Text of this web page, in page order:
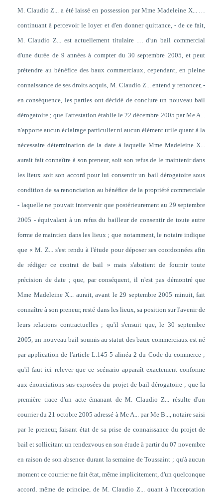
M. Claudio Z... a été laissé en possession par Mme Madeleine X... …
continuant à percevoir le loyer et d'en donner quittance, - de ce fait,
M. Claudio Z... est actuellement titulaire … d'un bail commercial
d'une durée de 9 années à compter du 30 septembre 2005, et peut
prétendre au bénéfice des baux commerciaux, cependant, en pleine
connaissance de ses droits acquis, M. Claudio Z... entend y renoncer, -
en conséquence, les parties ont décidé de conclure un nouveau bail
dérogatoire ; que l'attestation établie le 22 décembre 2005 par Me A...
n'apporte aucun éclairage particulier ni aucun élément utile quant à la
nécessaire détermination de la date à laquelle Mme Madeleine X...
aurait fait connaître à son preneur, soit son refus de le maintenir dans
les lieux soit son accord pour lui consentir un bail dérogatoire sous
condition de sa renonciation au bénéfice de la propriété commerciale
- laquelle ne pouvait intervenir que postérieurement au 29 septembre
2005 - équivalant à un refus du bailleur de consentir de toute autre
forme de maintien dans les lieux ; que notamment, le notaire indique
que « M. Z... s'est rendu à l'étude pour déposer ses coordonnées afin
de rédiger ce contrat de bail » mais s'abstient de fournir toute
précision de date ; que, par conséquent, il n'est pas démontré que
Mme Madeleine X... aurait, avant le 29 septembre 2005 minuit, fait
connaître à son preneur, resté dans les lieux, sa position sur l'avenir de
leurs relations contractuelles ; qu'il s'ensuit que, le 30 septembre
2005, un nouveau bail soumis au statut des baux commerciaux est né
par application de l'article L.145-5 alinéa 2 du Code du commerce ;
qu'il faut ici relever que ce scénario apparaît exactement conforme
aux énonciations sus-exposées du projet de bail dérogatoire ; que la
première trace d'un acte émanant de M. Claudio Z... résulte d'un
courrier du 21 octobre 2005 adressé à Me A... par Me B..., notaire saisi
par le preneur, faisant état de sa prise de connaissance du projet de
bail et sollicitant un rendezvous en son étude à partir du 07 novembre
en raison de son absence durant la semaine de Toussaint ; qu'à aucun
moment ce courrier ne fait état, même implicitement, d'un quelconque
accord, même de principe, de M. Claudio Z... quant à l'acceptation